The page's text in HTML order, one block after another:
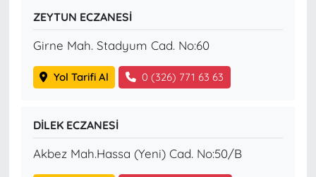
ZEYTUN ECZANESİ
Girne Mah. Stadyum Cad. No:60
Yol Tarifi Al 0 (326) 771 63 63
DİLEK ECZANESİ
Akbez Mah.Hassa (Yeni) Cad. No:50/B